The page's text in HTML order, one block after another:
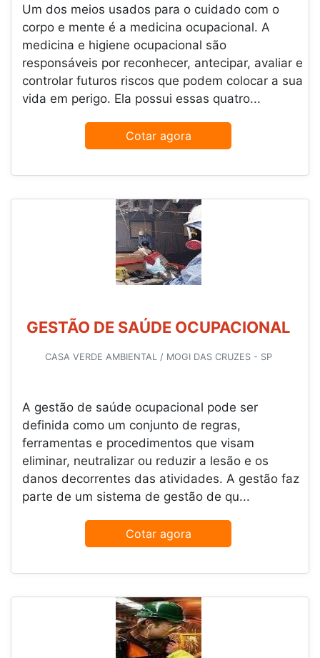
Um dos meios usados para o cuidado com o
corpo e mente é a medicina ocupacional. A
medicina e higiene ocupacional são
responsáveis por reconhecer, antecipar, avaliar e
controlar futuros riscos que podem colocar a sua
vida em perigo. Ela possui essas quatro...
Cotar agora
GESTÃO DE SAÚDE OCUPACIONAL
CASA VERDE AMBIENTAL / MOGI DAS CRUZES - SP
A gestão de saúde ocupacional pode ser
definida como um conjunto de regras,
ferramentas e procedimentos que visam
eliminar, neutralizar ou reduzir a lesão e os
danos decorrentes das atividades. A gestão faz
parte de um sistema de gestão de qu...
Cotar agora